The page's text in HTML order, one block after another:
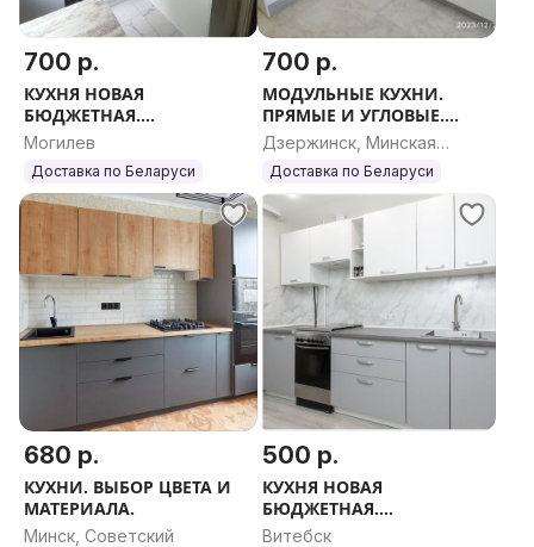
700 р.
КУХНЯ НОВАЯ
БЮДЖЕТНАЯ.
МОДУЛЬНЫЕ КУХНИ.
ЛЮБОЙ РАЗМЕР.
Могилев
Доставка по Беларуси
700 р.
МОДУЛЬНЫЕ КУХНИ.
ПРЯМЫЕ И УГЛОВЫЕ.
ЛЮБОЙ РАЗМЕР.
Дзержинск, Минская
область
Доставка по Беларуси
680 р.
КУХНИ. ВЫБОР ЦВЕТА И
МАТЕРИАЛА.
Минск, Советский
500 р.
КУХНЯ НОВАЯ
БЮДЖЕТНАЯ.
МОДУЛЬНЫЕ КУХНИ.
Витебск